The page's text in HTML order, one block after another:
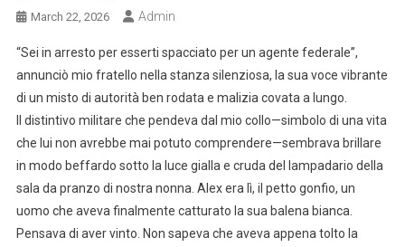
March 22, 2026 Admin
“Sei in arresto per esserti spacciato per un agente federale”,
annunciò mio fratello nella stanza silenziosa, la sua voce vibrante
di un misto di autorità ben rodata e malizia covata a lungo.
Il distintivo militare che pendeva dal mio collo—simbolo di una vita
che lui non avrebbe mai potuto comprendere—sembrava brillare
in modo beffardo sotto la luce gialla e cruda del lampadario della
sala da pranzo di nostra nonna. Alex era lì, il petto gonfio, un
uomo che aveva finalmente catturato la sua balena bianca.
Pensava di aver vinto. Non sapeva che aveva appena tolto la